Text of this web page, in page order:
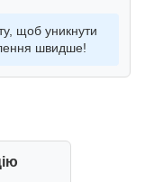
щоб уникнути
швидше!